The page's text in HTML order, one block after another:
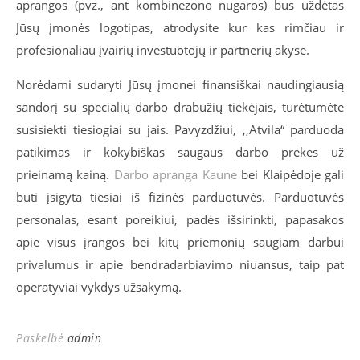
aprangos (pvz., ant kombinezono nugaros) bus uždėtas
Jūsų įmonės logotipas, atrodysite kur kas rimčiau ir
profesionaliau įvairių investuotojų ir partnerių akyse.
Norėdami sudaryti Jūsų įmonei finansiškai naudingiausią
sandorį su specialių darbo drabužių tiekėjais, turėtumėte
susisiekti tiesiogiai su jais. Pavyzdžiui, ,,Atvila“ parduoda
patikimas ir kokybiškas saugaus darbo prekes už
prieinamą kainą. Darbo apranga Kaunebei Klaipėdoje gali
būti įsigyta tiesiai iš fizinės parduotuvės. Parduotuvės
personalas, esant poreikiui, padės išsirinkti, papasakos
apie visus įrangos bei kitų priemonių saugiam darbui
privalumus ir apie bendradarbiavimo niuansus, taip pat
operatyviai vykdys užsakymą.
Paskelbė admin